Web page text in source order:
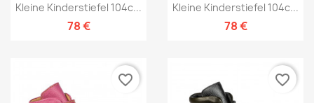
Kleine Kinderstiefel 104c...
78 €
Kleine Kinderstiefel 104c...
78 €
favorite_border favorite_border